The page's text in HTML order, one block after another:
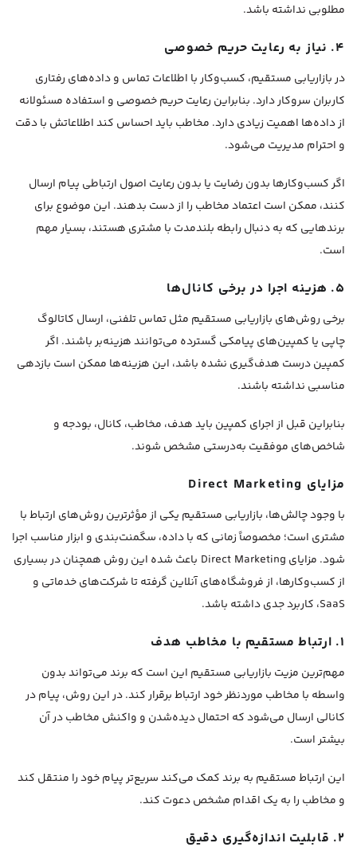
مطلوبی نداشته باشد.
۴. نیاز به رعایت حریم خصوصی
در بازاریابی مستقیم، کسب‌وکار با اطلاعات تماس و داده‌های رفتاری
کاربران سروکار دارد. بنابراین رعایت حریم خصوصی و استفاده مسئولانه
از داده‌ها اهمیت زیادی دارد. مخاطب باید احساس کند اطلاعاتش با دقت
و احترام مدیریت می‌شود.
اگر کسب‌وکارها بدون رضایت یا بدون رعایت اصول ارتباطی پیام ارسال
کنند، ممکن است اعتماد مخاطب را از دست بدهند. این موضوع برای
برندهایی که به دنبال رابطه بلندمدت با مشتری هستند، بسیار مهم
است.
۵. هزینه اجرا در برخی کانال‌ها
برخی روش‌های بازاریابی مستقیم مثل تماس تلفنی، ارسال کاتالوگ
چاپی یا کمپین‌های پیامکی گسترده می‌توانند هزینه‌بر باشند. اگر
کمپین درست هدف‌گیری نشده باشد، این هزینه‌ها ممکن است بازدهی
مناسبی نداشته باشند.
بنابراین قبل از اجرای کمپین باید هدف، مخاطب، کانال، بودجه و
شاخص‌های موفقیت به‌درستی مشخص شوند.
مزایای Direct Marketing
با وجود چالش‌ها، بازاریابی مستقیم یکی از مؤثرترین روش‌های ارتباط با
مشتری است؛ مخصوصاً زمانی که با داده، سگمنت‌بندی و ابزار مناسب اجرا
شود. مزایای Direct Marketing باعث شده این روش همچنان در بسیاری
از کسب‌وکارها، از فروشگاه‌های آنلاین گرفته تا شرکت‌های خدماتی و
SaaS، کاربرد جدی داشته باشد.
۱. ارتباط مستقیم با مخاطب هدف
مهم‌ترین مزیت بازاریابی مستقیم این است که برند می‌تواند بدون
واسطه با مخاطب موردنظر خود ارتباط برقرار کند. در این روش، پیام در
کانالی ارسال می‌شود که احتمال دیده‌شدن و واکنش مخاطب در آن
بیشتر است.
این ارتباط مستقیم به برند کمک می‌کند سریع‌تر پیام خود را منتقل کند
و مخاطب را به یک اقدام مشخص دعوت کند.
۲. قابلیت اندازه‌گیری دقیق